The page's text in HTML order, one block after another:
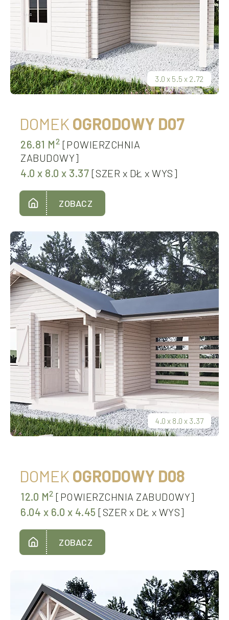
3.0 x 5.5 x 2.72
DOMEK OGRODOWY D07
26.81 M2 [POWIERZCHNIA
ZABUDOWY]
4.0 x 8.0 x 3.37 [SZER x DŁ x WYS]
ZOBACZ
4.0 x 8.0 x 3.37
DOMEK OGRODOWY D08
12.0 M2 [POWIERZCHNIA ZABUDOWY]
6.04 x 6.0 x 4.45 [SZER x DŁ x WYS]
ZOBACZ